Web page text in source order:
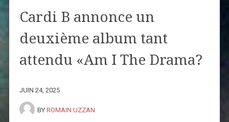
Cardi B annonce un
deuxième album tant
attendu «Am I The Drama?
JUIN 24, 2025
BY ROMAIN UZZAN